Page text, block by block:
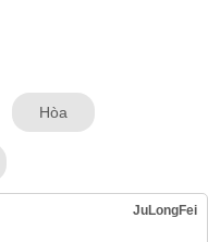
Hòa
JuLongFei